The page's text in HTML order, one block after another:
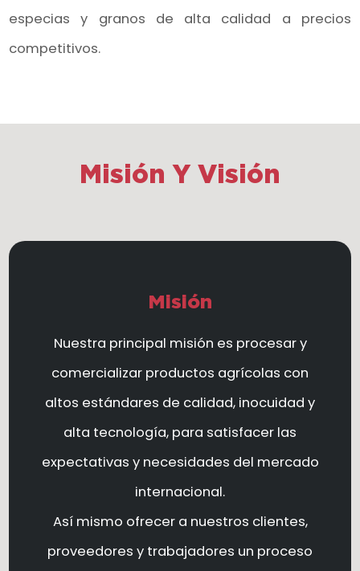
especias y granos de alta calidad a precios
competitivos.
Misión Y Visión
Misión
Nuestra principal misión es procesar y
comercializar productos agrícolas con
altos estándares de calidad, inocuidad y
alta tecnología, para satisfacer las
expectativas y necesidades del mercado
internacional.
Así mismo ofrecer a nuestros clientes,
proveedores y trabajadores un proceso